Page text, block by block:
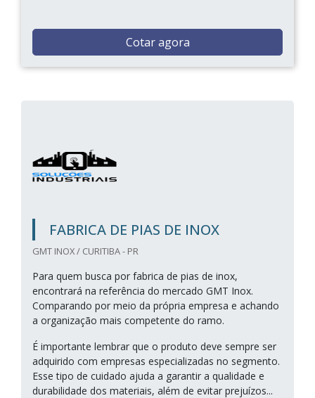
Cotar agora
FABRICA DE PIAS DE INOX
GMT INOX / CURITIBA - PR
Para quem busca por fabrica de pias de inox,
encontrará na referência do mercado GMT Inox.
Comparando por meio da própria empresa e achando
a organização mais competente do ramo.
É importante lembrar que o produto deve sempre ser
adquirido com empresas especializadas no segmento.
Esse tipo de cuidado ajuda a garantir a qualidade e
durabilidade dos materiais, além de evitar prejuízos...